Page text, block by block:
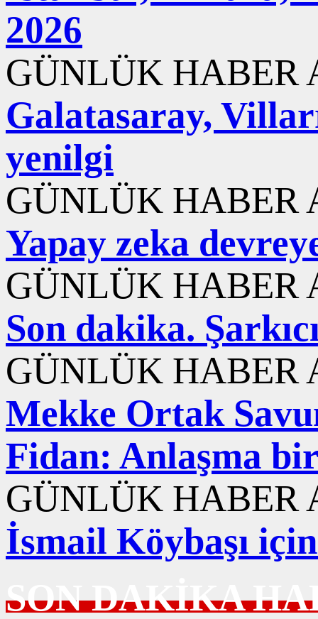
2026
GÜNLÜK HABER
Galatasaray,
yenilgi
GÜNLÜK HABER
Yapay zeka
GÜNLÜK HABER
Son dakika.
GÜNLÜK HABER
Mekke Ortak
Fidan: Anlaşma
GÜNLÜK HABER
İsmail Köybaşı
SON DAKİKA